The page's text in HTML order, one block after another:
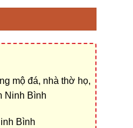
mộ đá, nhà thờ họ,
Ninh Bình
Bình